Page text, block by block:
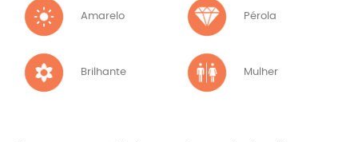
Amarelo Pérola
Brilhante Mulher